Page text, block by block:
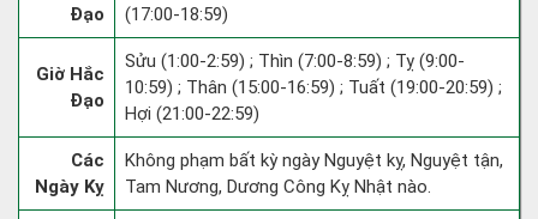
Đạo
(17:00-18:59)
Giờ Hắc
Đạo
Sửu (1:00-2:59) ; Thìn (7:00-8:59) ; Tỵ (9:00-
10:59) ; Thân (15:00-16:59) ; Tuất (19:00-20:59) ;
Hợi (21:00-22:59)
Các
Ngày Kỵ
Không phạm bất kỳ ngày Nguyệt kỵ, Nguyệt tận,
Tam Nương, Dương Công Kỵ Nhật nào.